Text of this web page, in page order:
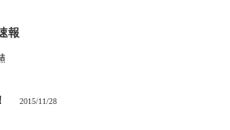
報
2015/11/28